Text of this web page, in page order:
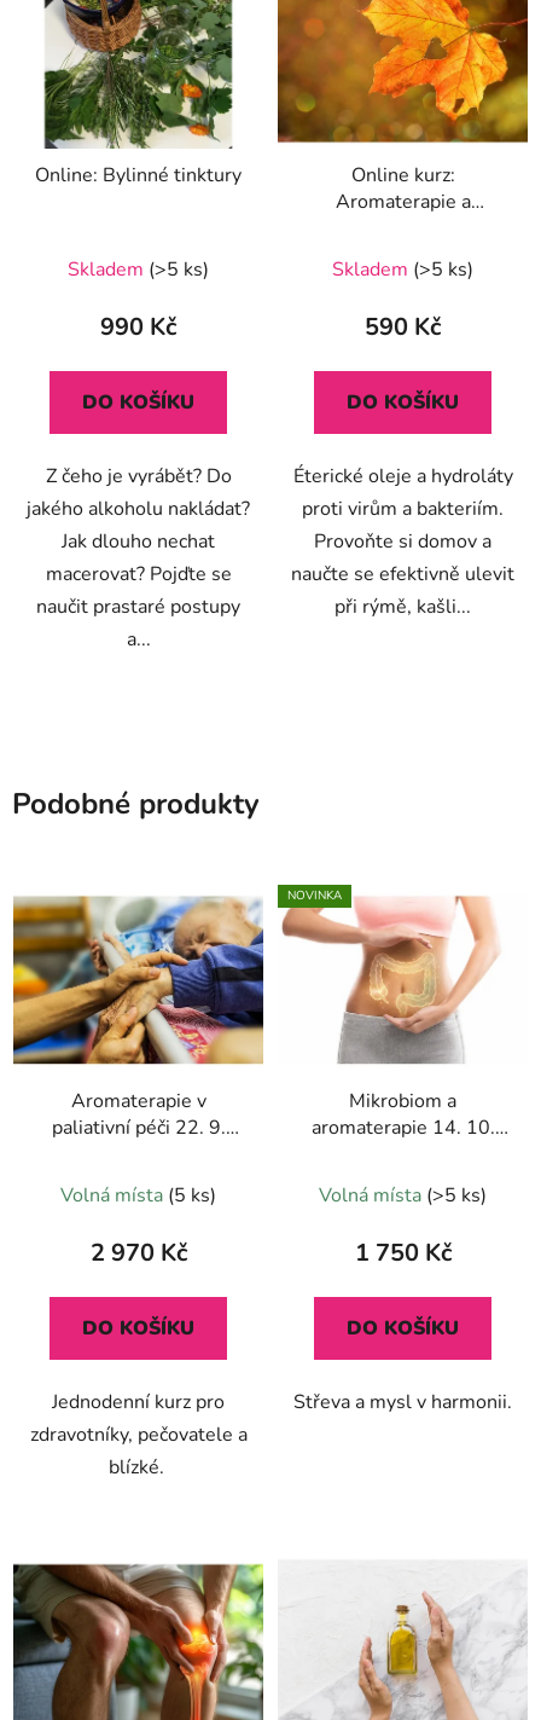
Online: Bylinné tinktury
Skladem (>5 ks)
990 Kč
DO KOŠÍKU
Z čeho je vyrábět? Do
jakého alkoholu nakládat?
Jak dlouho nechat
macerovat? Pojďte se
naučit prastaré postupy
a...
Online kurz:
Aromaterapie a
Skladem (>5 ks)
590 Kč
DO KOŠÍKU
Éterické oleje a hydroláty
proti virům a bakteriím.
Provoňte si domov a
naučte se efektivně ulevit
při rýmě, kašli...
Podobné produkty
Aromaterapie v
paliativní péči 22. 9.
Volná místa (5 ks)
2 970 Kč
DO KOŠÍKU
Jednodenní kurz pro
zdravotníky, pečovatele a
blízké.
NOVINKA
Mikrobiom a
aromaterapie 14. 10.
Volná místa (>5 ks)
1 750 Kč
DO KOŠÍKU
Střeva a mysl v harmonii.